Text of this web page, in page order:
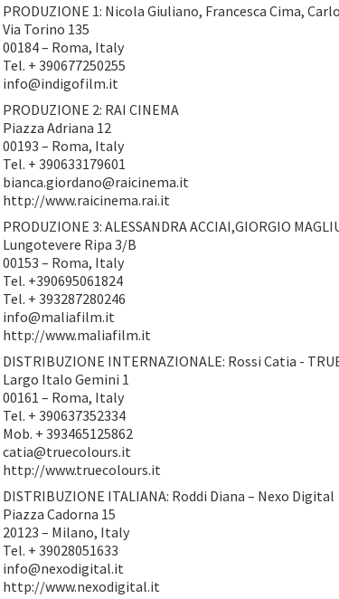
PRODUZIONE 1: Nicola Giuliano, Francesca Cima,
Via Torino 135
00184 – Roma, Italy
Tel. + 390677250255
info@indigofilm.it
PRODUZIONE 2: RAI CINEMA
Piazza Adriana 12
00193 – Roma, Italy
Tel. + 390633179601
bianca.giordano@raicinema.it
http://www.raicinema.rai.it
PRODUZIONE 3: ALESSANDRA ACCIAI,GIORGIO
Lungotevere Ripa 3/B
00153 – Roma, Italy
Tel. +390695061824
Tel. + 393287280246
info@maliafilm.it
http://www.maliafilm.it
DISTRIBUZIONE INTERNAZIONALE: Rossi Catia -
Largo Italo Gemini 1
00161 – Roma, Italy
Tel. + 390637352334
Mob. + 393465125862
catia@truecolours.it
http://www.truecolours.it
DISTRIBUZIONE ITALIANA: Roddi Diana – Nexo Digital
Piazza Cadorna 15
20123 – Milano, Italy
Tel. + 39028051633
info@nexodigital.it
http://www.nexodigital.it